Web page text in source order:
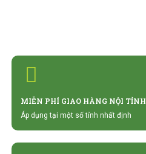
MIỄN PHÍ GIAO HÀNG NỘI TỈNH
Áp dụng tại một số tỉnh nhất định